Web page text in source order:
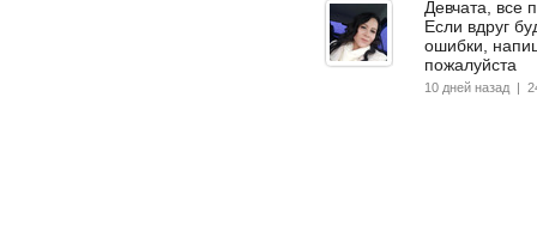
Девчата, все
Если вдруг
ошибки,
пожалуйста
10 дней назад |